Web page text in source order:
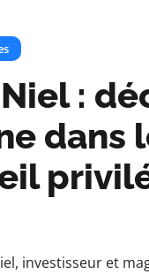
:
dans
investisseur et